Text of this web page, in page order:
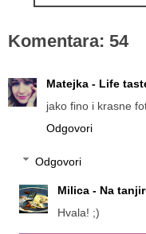
Komentara: 54
Matejka - Life
jako fino i krasne
Odgovori
Odgovori
Milica - Na
Hvala! ;)